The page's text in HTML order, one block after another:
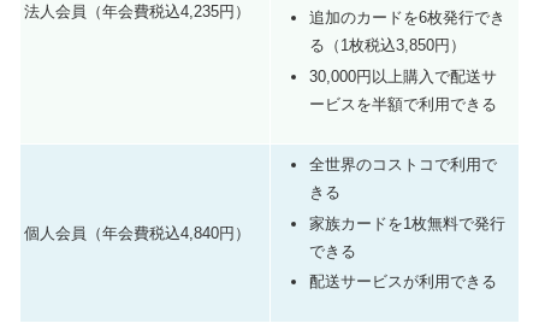
法人会員（年会費税込4,235円）
追加のカードを6枚発行でき
る（1枚税込3,850円）
30,000円以上購入で配送サ
ービスを半額で利用できる
個人会員（年会費税込4,840円）
全世界のコストコで利用で
きる
家族カードを1枚無料で発行
できる
配送サービスが利用できる